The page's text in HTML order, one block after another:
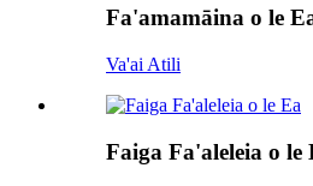
Fa'amamāina o le
Va'ai Atili
Faiga Fa'aleleia o le